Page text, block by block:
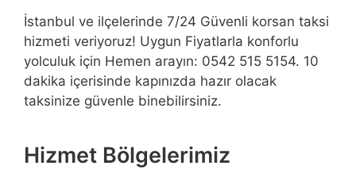
İstanbul ve ilçelerinde 7/24 Güvenli korsan taksi
hizmeti veriyoruz! Uygun Fiyatlarla konforlu
yolculuk için Hemen arayın: 0542 515 5154. 10
dakika içerisinde kapınızda hazır olacak
taksinize güvenle binebilirsiniz.
Hizmet Bölgelerimiz